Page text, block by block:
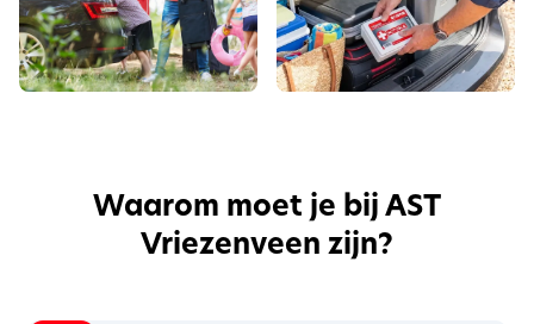
Waarom moet je bij AST
Vriezenveen zijn?